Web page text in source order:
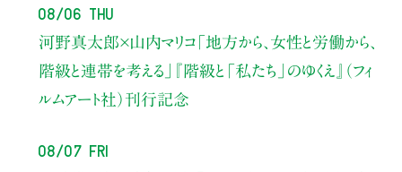
08/06 Thu
河野真太郎×山内マリコ「地方から、女性と労働から、
階級と連帯を考える」
『階級と「私たち」のゆくえ』（フィ
ルムアート社）刊行記念
08/07 Fri